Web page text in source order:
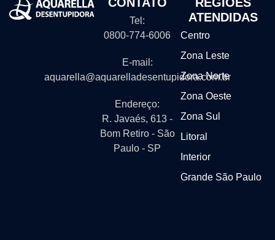
Tel:
0800-774-6006
E-mail:
aquarella@aquarelladesentupidora.com.br
Endereço:
R. Javaés, 613 -
Bom Retiro - São
Paulo - SP
ATENDIDAS
Centro
Zona Leste
Zona Norte
Zona Oeste
Zona Sul
Litoral
Interior
Grande São Paulo